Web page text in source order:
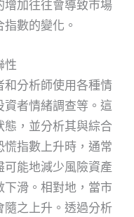
增加往往會導致市場
數的變化。
性
和分析師使用各種情
資者情緒調查等。這
態，並分析其與綜合
指數上升時，通常
可能地減少風險資產
下滑。相對地，當市
隨之上升。透過分析